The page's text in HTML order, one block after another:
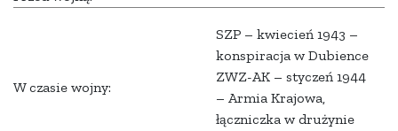
W czasie wojny:
SZP – kwiecień 1943 –
konspiracja w Dubience
ZWZ-AK – styczeń 1944
– Armia Krajowa,
łączniczka w drużynie